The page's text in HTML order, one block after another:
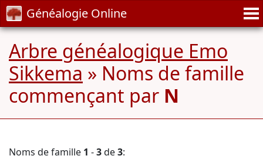
Généalogie Online
Arbre généalogique Emo
Sikkema » Noms de famille
commençant par N
Noms de famille 1 -3de3: